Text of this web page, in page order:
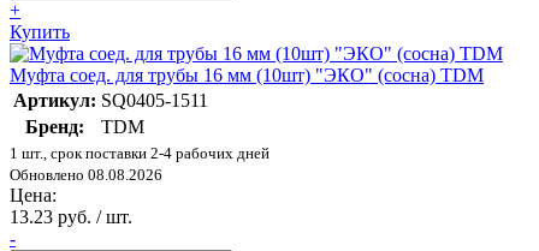
+
Купить
Муфта соед. для трубы 16 мм (10шт) "ЭКО" (сосна) TDM
Артикул: SQ0405-1511
Бренд:
TDM
1 шт., срок поставки 2-4 рабочих дней
Обновлено 08.08.2026
Цена:
13.23 руб. / шт.
-